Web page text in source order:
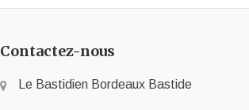
Contactez-nous
Le Bastidien Bordeaux Bastide